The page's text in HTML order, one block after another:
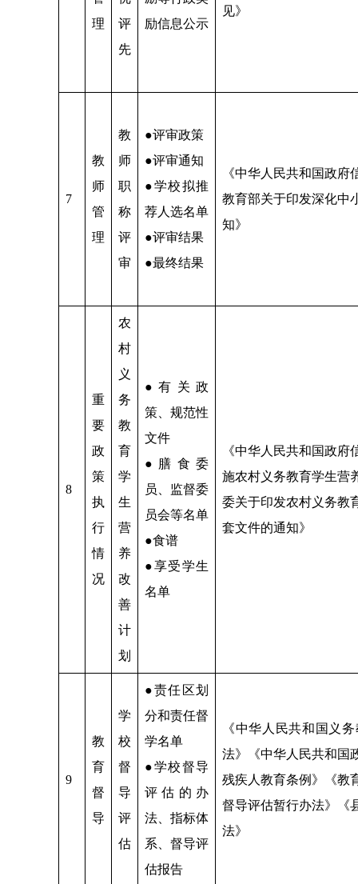
理
评
先
励信息公示
见》
7
教
师
管
理
教
师
职
称
评
审
●评审政策
●评审通知
●学校拟推
荐人选名单
●评审结果
●最终结果
《中华人民共和国政
教育部关于印发深化中
知》
8
重
要
政
策
执
行
情
况
农
村
义
务
教
育
学
生
营
养
改
善
计
划
●有关政
策、规范性
文件
●膳食委
员、监督委
员会等名单
●食谱
●享受学生
名单
《中华人民共和国政
施农村义务教育学生营
委关于印发农村义务教
套文件的通知》
9
教
育
督
导
学
校
督
导
评
估
●责任区划
分和责任督
学名单
●学校督导
评估的办
法、指标体
系、督导评
估报告
《中华人民共和国义
法》《中华人民共和国
残疾人教育条例》《教
督导评估暂行办法》《
法》